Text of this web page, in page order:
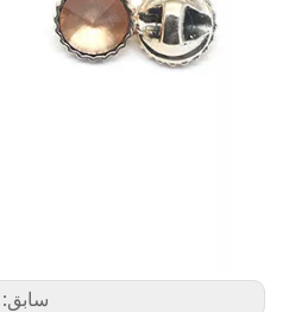
سابق: